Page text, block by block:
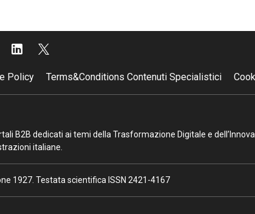
Policy Terms&Conditions Contenuti Specialistici
B2B dedicati ai temi della Trasformazione Digitale e
italiane.
1927. Testata scientifica ISSN 2421-4167